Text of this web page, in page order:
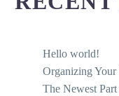
Hello world!
Organizing
The Newest